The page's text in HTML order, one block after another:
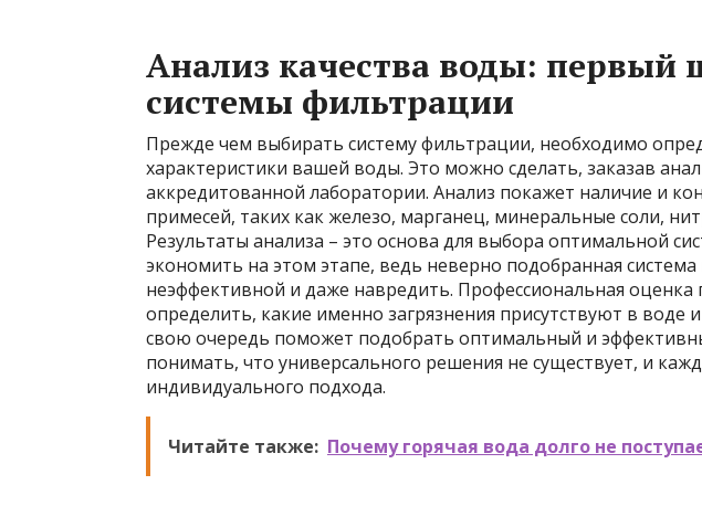
Анализ качества воды: первый
системы фильтрации
Прежде чем выбирать систему фильтрации, необходимо
характеристики вашей воды. Это можно сделать, заказав
аккредитованной лаборатории. Анализ покажет наличие и
примесей, таких как железо, марганец, минеральные соли,
Результаты анализа – это основа для выбора оптимальной
экономить на этом этапе, ведь неверно подобранная система
неэффективной и даже навредить. Профессиональная оценка
определить, какие именно загрязнения присутствуют в воде
свою очередь поможет подобрать оптимальный и
понимать, что универсального решения не существует, и
индивидуального подхода.
Читайте также: Почему горячая вода долго не